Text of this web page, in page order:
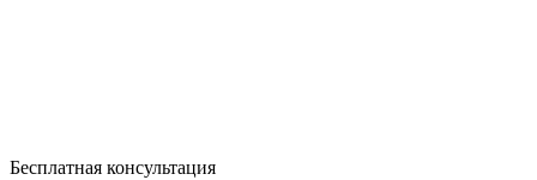
Бесплатная консультация